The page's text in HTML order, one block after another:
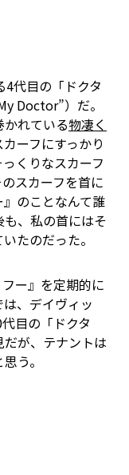
代目の「ドクタ
Doctor”）だ。
れている物凄く
ーフにすっかり
くりなスカーフ
スカーフを首に
のことなんて誰
、私の首にはそ
たのだった。
ー』を定期的に
、デイヴィッ
目の「ドクタ
が、テナントは
う。